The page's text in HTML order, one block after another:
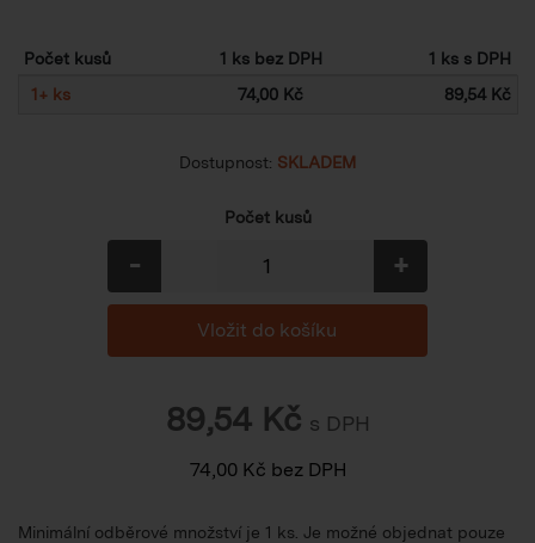
Počet kusů 1 ks bez DPH
1 ks s DPH
1 + ks 74,00 Kč 89,54 Kč
Dostupnost: SKLADEM
Počet kusů
- +
89,54Kč s DPH
74,00Kč bez DPH
Minimální odběrové množství je 1 ks. Je možné objednat pouze